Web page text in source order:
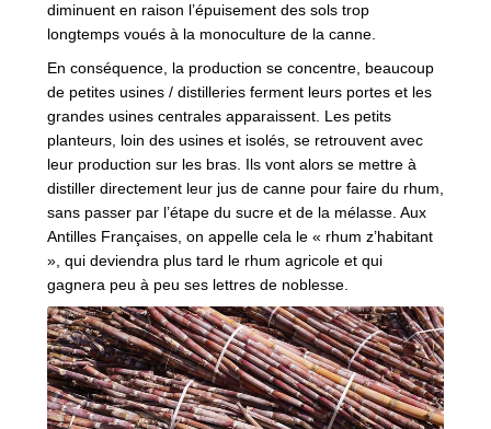
diminuent en raison l’épuisement des sols trop
longtemps voués à la monoculture de la canne.
En conséquence, la production se concentre, beaucoup
de petites usines / distilleries ferment leurs portes et les
grandes usines centrales apparaissent. Les petits
planteurs, loin des usines et isolés, se retrouvent avec
leur production sur les bras. Ils vont alors se mettre à
distiller directement leur jus de canne pour faire du rhum,
sans passer par l’étape du sucre et de la mélasse. Aux
Antilles Françaises, on appelle cela le « rhum z’habitant
», qui deviendra plus tard le rhum agricole et qui
gagnera peu à peu ses lettres de noblesse.